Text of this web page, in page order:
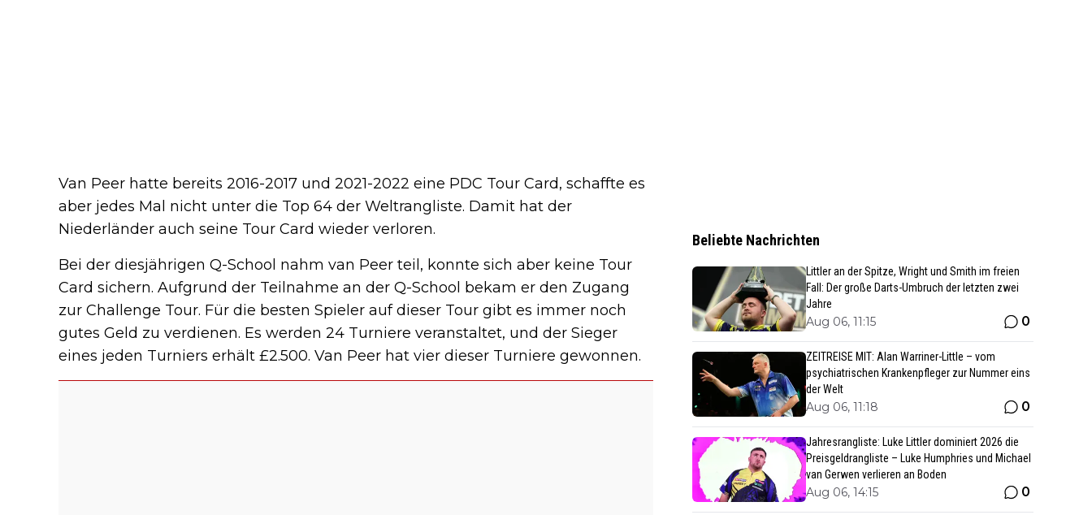
Van Peer hatte bereits 2016-2017 und 2021-2022 eine PDC Tour Card, schaffte es
aber jedes Mal nicht unter die Top 64 der Weltrangliste. Damit hat der
Niederländer auch seine Tour Card wieder verloren.
Bei der diesjährigen Q-School nahm van Peer teil, konnte sich aber keine Tour
Card sichern. Aufgrund der Teilnahme an der Q-School bekam er den Zugang
zur Challenge Tour. Für die besten Spieler auf dieser Tour gibt es immer noch
gutes Geld zu verdienen. Es werden 24 Turniere veranstaltet, und der Sieger
eines jeden Turniers erhält £2.500. Van Peer hat vier dieser Turniere gewonnen.
Beliebte Nachrichten
Littler an der Spitze, Wright und Smith im freien
Fall: Der große Darts-Umbruch der letzten zwei
Jahre
Aug 06, 11:15 0
ZEITREISE MIT: Alan Warriner-Little – vom
psychiatrischen Krankenpfleger zur Nummer eins
der Welt
Aug 06, 11:18 0
Jahresrangliste: Luke Littler dominiert 2026 die
Preisgeldrangliste – Luke Humphries und Michael
van Gerwen verlieren an Boden
Aug 06, 14:15 0